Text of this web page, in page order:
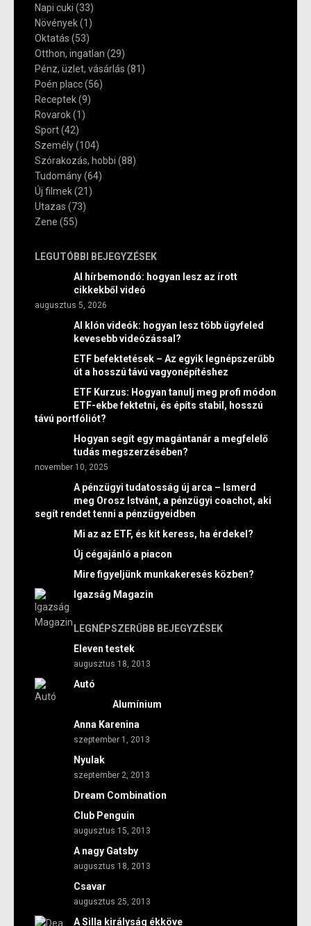
Napi cuki (33)
Növények(1)
Oktatás (53)
Otthon, ingatlan (29)
Pénz, üzlet, vásárlás (81)
Poén placc(56)
Receptek(9)
Rovarok(1)
Sport(42)
Személy(104)
Szórakozás, hobbi (88)
Tudomány(64)
Új filmek(21)
Utazas (73)
Zene (55)
LEGUTÓBBI BEJEGYZÉSEK
AI hírbemondó: hogyan lesz az írott
cikkekből videó
augusztus 5, 2026
AI klón videók: hogyan lesz több ügyfeled
kevesebb videózással?
ETF befektetések – Az egyik legnépszerűbb
út a hosszú távú vagyonépítéshez
ETF Kurzus: Hogyan tanulj meg profi módon
ETF-ekbe fektetni, és építs stabil, hosszú
távú portfóliót?
Hogyan segít egy magántanár a megfelelő
tudás megszerzésében?
november 10, 2025
A pénzügyi tudatosság új arca – Ismerd
meg Orosz Istvánt, a pénzügyi coachot, aki
segít rendet tenni a pénzügyeidben
Mi az az ETF, és kit keress, ha érdekel?
Új cégajánló a piacon
Mire figyeljünk munkakeresés közben?
Igazság Magazin
LEGNÉPSZERŰBB BEJEGYZÉSEK
Eleven testek
augusztus 18, 2013
Autó
Alumínium
Anna Karenina
szeptember 1, 2013
Nyulak
szeptember 2, 2013
Dream Combination
Club Penguin
augusztus 15, 2013
A nagy Gatsby
augusztus 18, 2013
Csavar
augusztus 25, 2013
A Silla királyság ékköve